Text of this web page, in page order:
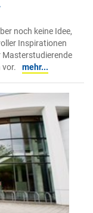
noch keine Idee,
Inspirationen
Masterstudierende
mehr...